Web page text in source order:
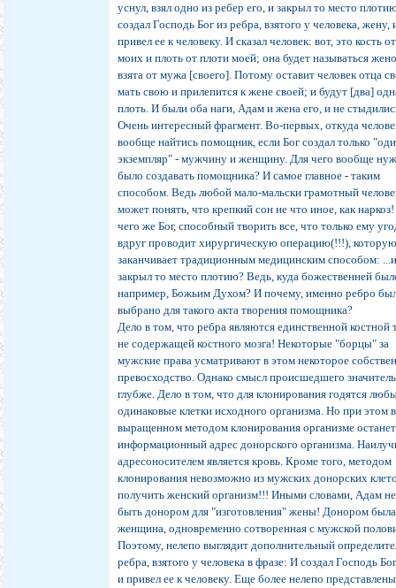
уснул, взял одно из ребер его, и закрыл то место
создал Господь Бог из ребра, взятого у человека, жену,
привел ее к человеку. И сказал человек: вот, это кость
моих и плоть от плоти моей; она будет называться
взята от мужа [своего]. Потому оставит человек отца
мать свою и прилепится к жене своей; и будут [два]
плоть. И были оба наги, Адам и жена его, и не
Очень интересный фрагмент. Во-первых, откуда
вообще найтись помощник, если Бог создал только
экземпляр" - мужчину и женщину. Для чего вообще
было создавать помощника? И самое главное - таким
способом. Ведь любой мало-мальски грамотный
может понять, что крепкий сон не что иное, как
чего же Бог, способный творить все, что только ему
вдруг проводит хирургическую операцию(!!!),
заканчивает традиционным медицинским способом:
закрыл то место плотию? Ведь, куда божественней
например, Божьим Духом? И почему, именно ребро
выбрано для такого акта творения помощника?
Дело в том, что ребра являются единственной костной
не содержащей костного мозга! Некоторые "борцы" за
мужские права усматривают в этом некоторое
превосходство. Однако смысл происшедшего
глубже. Дело в том, что для клонирования годятся
одинаковые клетки исходного организма. Но при этом в
выращенном методом клонирования организме
информационный адрес донорского организма.
адресоносителем является кровь. Кроме того, методом
клонирования невозможно из мужских донорских
получить женский организм!!! Иными словами, Адам
быть донором для "изготовления" жены! Донором была
женщина, одновременно сотворенная с мужской
Поэтому, нелепо выглядит дополнительный
ребра, взятого у человека в фразе: И создал Господь
и привел ее к человеку. Еще более нелепо